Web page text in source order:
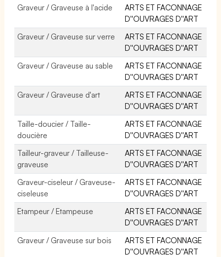
Graveur / Graveuse à l'acide
ARTS ET FACONNAGE
D''OUVRAGES D''ART
Graveur / Graveuse sur verre
ARTS ET FACONNAGE
D''OUVRAGES D''ART
Graveur / Graveuse au sable
ARTS ET FACONNAGE
D''OUVRAGES D''ART
Graveur / Graveuse d'art
ARTS ET FACONNAGE
D''OUVRAGES D''ART
Taille-doucier / Taille-
doucière
ARTS ET FACONNAGE
D''OUVRAGES D''ART
Tailleur-graveur / Tailleuse-
graveuse
ARTS ET FACONNAGE
D''OUVRAGES D''ART
Graveur-ciseleur / Graveuse-
ciseleuse
ARTS ET FACONNAGE
D''OUVRAGES D''ART
Etampeur / Etampeuse
ARTS ET FACONNAGE
D''OUVRAGES D''ART
Graveur / Graveuse sur bois
ARTS ET FACONNAGE
D''OUVRAGES D''ART